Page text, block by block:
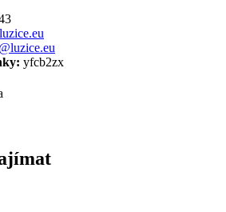
yfcb2zx